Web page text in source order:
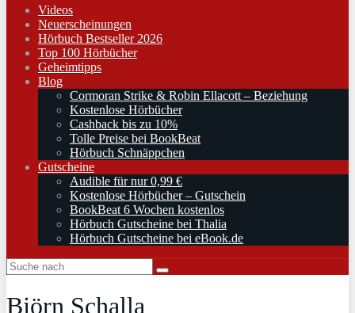
Videos
Neuerscheinungen
Hörbuch Bestseller 2026
Top 100 Hörbücher
Geheimtipps
Blog
Cormoran Strike & Robin Ellacott – Beziehung
Kostenlose Hörbücher
Cashback bis zu 10%
Tolle Preise bei BookBeat
Hörbuch Schnäppchen
Gutscheine
Audible für nur 0,99 €
Kostenlose Hörbücher – Gutschein
BookBeat 6 Wochen kostenlos
Hörbuch Gutscheine bei Thalia
Hörbuch Gutscheine bei eBook.de
Björn Schalla